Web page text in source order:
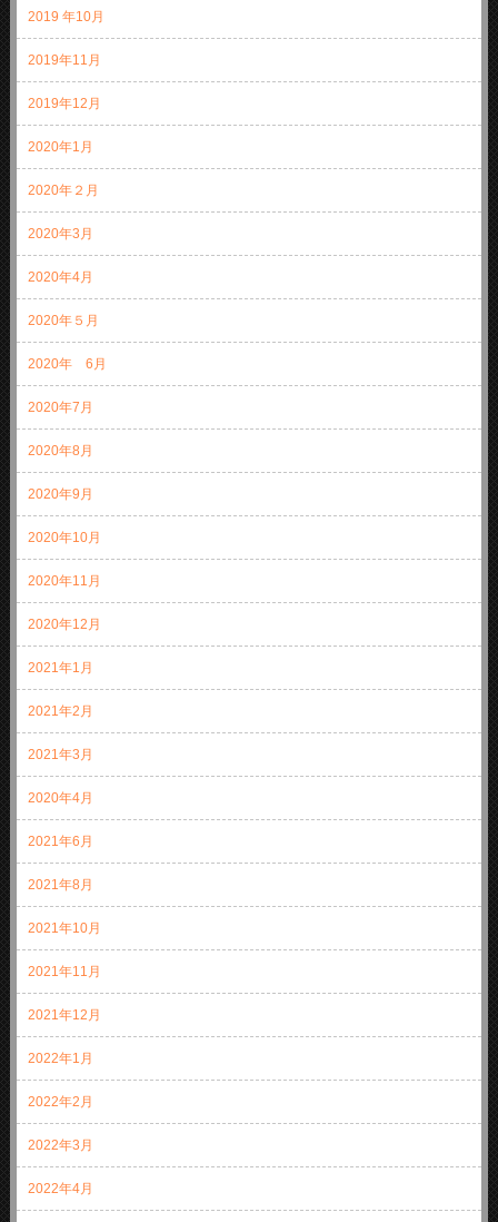
2019 年10月
2019年11月
2019年12月
2020年1月
2020年２月
2020年3月
2020年4月
2020年５月
2020年 6月
2020年7月
2020年8月
2020年9月
2020年10月
2020年11月
2020年12月
2021年1月
2021年2月
2021年3月
2020年4月
2021年6月
2021年8月
2021年10月
2021年11月
2021年12月
2022年1月
2022年2月
2022年3月
2022年4月